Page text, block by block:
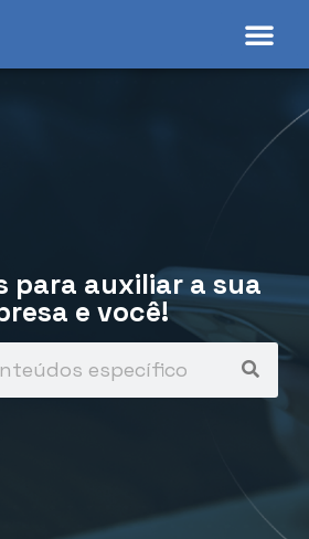
para auxiliar a sua
e você!